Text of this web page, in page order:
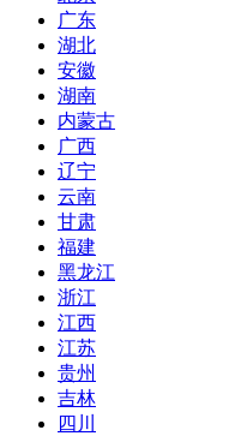
广东
湖北
安徽
湖南
内蒙古
广西
辽宁
云南
甘肃
福建
黑龙江
浙江
江西
江苏
贵州
吉林
四川